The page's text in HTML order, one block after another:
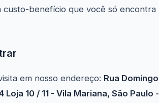
custo-benefício que você só encontra
em nosso endereço: Rua
Loja 10 / 11 - Vila Mariana, São Paulo -